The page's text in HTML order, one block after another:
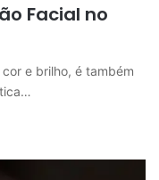
Facial no
e brilho, é também